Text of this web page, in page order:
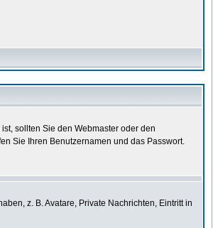
sollten Sie den Webmaster oder den
Sie Ihren Benutzernamen und das Passwort.
z. B. Avatare, Private Nachrichten, Eintritt in